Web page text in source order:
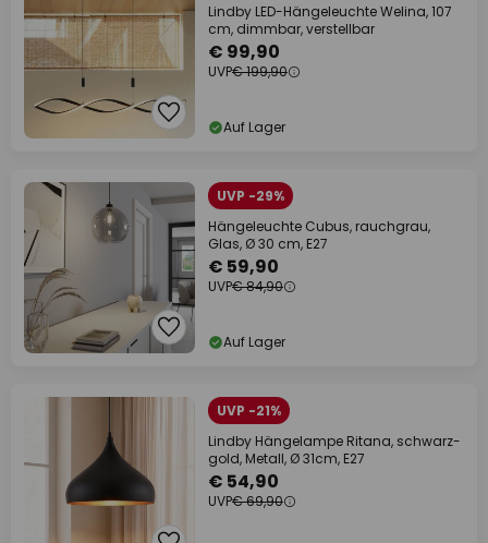
Lindby LED-Hängeleuchte Welina, 107
cm, dimmbar, verstellbar
€ 99,90
UVP€ 199,90
Auf Lager
UVP -29%
Hängeleuchte Cubus, rauchgrau,
Glas, Ø 30 cm, E27
€ 59,90
UVP€ 84,90
Auf Lager
UVP -21%
Lindby Hängelampe Ritana, schwarz-
gold, Metall, Ø 31cm, E27
€ 54,90
UVP€ 69,90